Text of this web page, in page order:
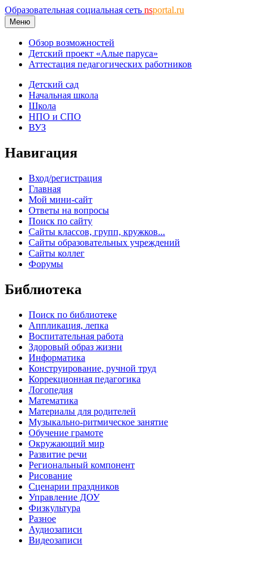
Образовательная социальная сеть nsportal.ru
Меню
Обзор возможностей
Детский проект «Алые паруса»
Аттестация педагогических работников
Детский сад
Начальная школа
Школа
НПО и СПО
ВУЗ
Навигация
Вход/регистрация
Главная
Мой мини-сайт
Ответы на вопросы
Поиск по сайту
Сайты классов, групп, кружков...
Сайты образовательных учреждений
Сайты коллег
Форумы
Библиотека
Поиск по библиотеке
Аппликация, лепка
Воспитательная работа
Здоровый образ жизни
Информатика
Конструирование, ручной труд
Коррекционная педагогика
Логопедия
Математика
Материалы для родителей
Музыкально-ритмическое занятие
Обучение грамоте
Окружающий мир
Развитие речи
Региональный компонент
Рисование
Сценарии праздников
Управление ДОУ
Физкультура
Разное
Аудиозаписи
Видеозаписи